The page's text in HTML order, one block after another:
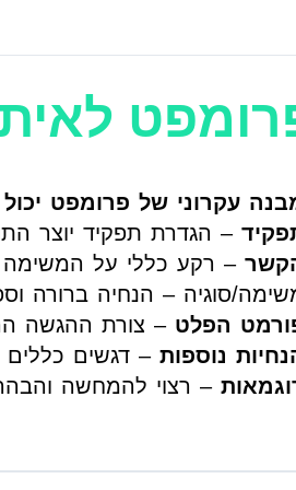
עקרוני של פרומפט
– הגדרת תפקיד יוצר
– רקע כללי על המשימה
סוגיה – הנחיה ברורה
הפלט – צורת ההגשה
נוספות – דגשים כללים
– רצוי להמחשה